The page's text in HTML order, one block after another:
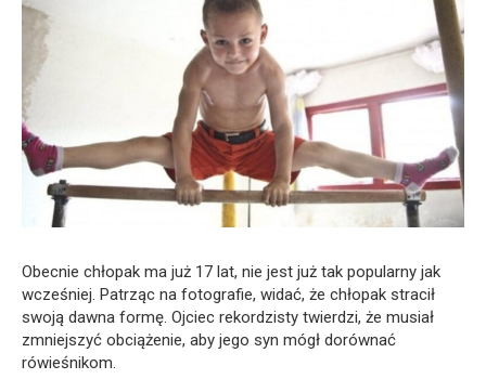
Obecnie chłopak ma już 17 lat, nie jest już tak popularny jak
wcześniej. Patrząc na fotografie, widać, że chłopak stracił
swoją dawna formę. Ojciec rekordzisty twierdzi, że musiał
zmniejszyć obciążenie, aby jego syn mógł dorównać
rówieśnikom.